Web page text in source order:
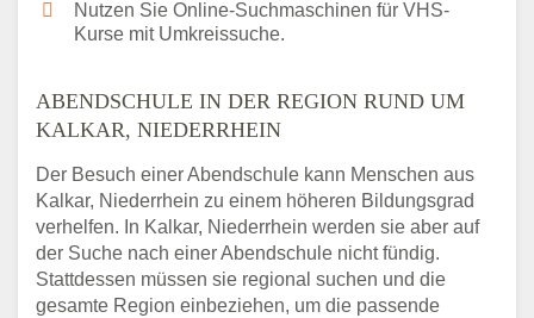
Nutzen Sie Online-Suchmaschinen für VHS-
Kurse mit Umkreissuche.
ABENDSCHULE IN DER REGION RUND UM
KALKAR, NIEDERRHEIN
Der Besuch einer Abendschule kann Menschen aus
Kalkar, Niederrhein zu einem höheren Bildungsgrad
verhelfen. In Kalkar, Niederrhein werden sie aber auf
der Suche nach einer Abendschule nicht fündig.
Stattdessen müssen sie regional suchen und die
gesamte Region einbeziehen, um die passende